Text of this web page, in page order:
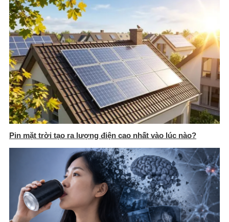
Pin mặt trời tạo ra lượng điện cao nhất vào lúc nào?